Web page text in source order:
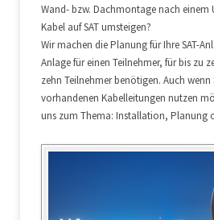
Wand- bzw. Dachmontage nach
Kabel auf SAT umsteigen?
Wir machen die Planung für Ihre SAT-
Anlage für einen Teilnehmer, für bis zu
zehn Teilnehmer benötigen. Auch wenn
vorhandenen Kabelleitungen nutzen
uns zum Thema: Installation, Planung